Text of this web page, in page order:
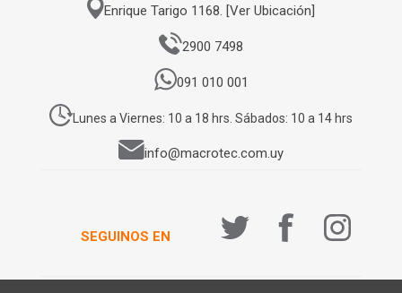
Enrique Tarigo 1168. [Ver Ubicación]
2900 7498
091 010 001
Lunes a Viernes: 10 a 18 hrs. Sábados: 10 a 14 hrs
info@macrotec.com.uy
SEGUINOS EN